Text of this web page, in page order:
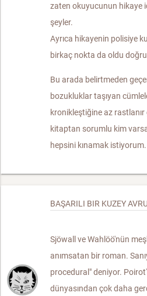
zaten okuyucunun hikaye
şeyler.
Ayrıca hikayenin polisiye
birkaç nokta da oldu
Bu arada belirtmeden
bozukluklar taşıyan
kronikleştiğine az
kitaptan sorumlu kim
hepsini kınamak istiyorum.
BAŞARILI BIR KUZEY
Sjöwall ve Wahlöö'nün
anımsatan bir roman.
procedural" deniyor.
dünyasından çok daha